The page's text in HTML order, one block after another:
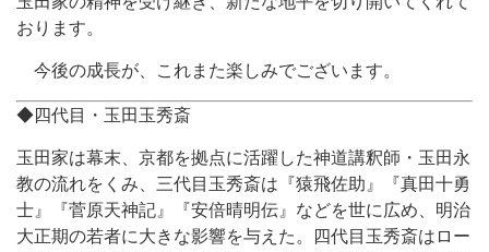
おります。
今後の成長が、これまた楽しみでございます。
◆四代目・玉田玉秀斎
玉田家は幕末、京都を拠点に活躍した神道講釈師・玉田永
教の流れをくみ、三代目玉秀斎は『猿飛佐助』『真田十勇
士』『菅原天神記』『安倍晴明伝』などを世に広め、明治
大正期の若者に大きな影響を与えた。四代目玉秀斎はロー